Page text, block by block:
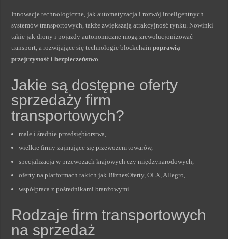
Innowacje technologiczne, jak automatyzacja i rozwój inteligentnych
systemów transportowych, także zwiększają atrakcyjność rynku. Nowinki
takie jak drony i pojazdy autonomiczne mogą zrewolucjonizować
transport, a rozwijające się technologie blockchainpoprawią
przejrzystość i bezpieczeństwo.
Jakie są dostępne oferty
sprzedaży firm
transportowych?
małe i średnie przedsiębiorstwa,
wielkie firmy zajmujące się przewozem towarów,
specjalizacja w przewozach krajowych czy międzynarodowych,
oferty na platformach takich jak BiznesOferty, OLX, Allegro,
współpraca z pośrednikami branżowymi.
Rodzaje firm transportowych
na sprzedaż